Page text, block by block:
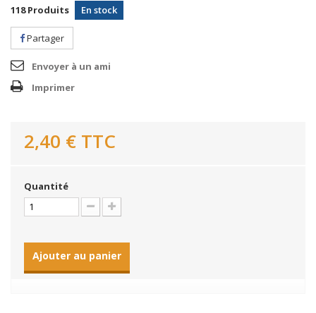
118 Produits En stock
Partager
Envoyer à un ami
Imprimer
2,40 € TTC
Quantité
Ajouter au panier